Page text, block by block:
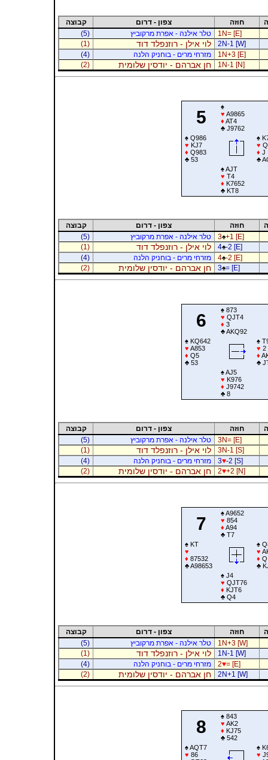
חוזה צפון - דרום
קבוצה
1N= [E]
טלר אילנה - אפרת מרקוביץ
(5)
2N-1 [W]
לוי אילן - רוזנפלד דוד
(1)
1N+3 [E]
מזרחי מרים - בוחניק הלנה
(4)
1N-1 [N]
חן אברהם - יודסין שלומית (2)
5
♠
♥ A9865
♦ AT4
♣J9762
♠Q986
♥ KJ7
♦ Q983
♣53
♠
♥
♦ J
♣
♠AJT
♥ T4
♦ K7652
♣KT8
חוזה צפון - דרום
קבוצה
3♠+1 [E] טלר אילנה - אפרת מרקוביץ
(5)
4♠-2 [E] לוי אילן - רוזנפלד דוד
(1)
4♠-2 [E] מזרחי מרים - בוחניק הלנה
(4)
3♠= [E] חן אברהם - יודסין שלומית (2)
6
♠873
♥ QJT4
♦ 3
♣AKQ92
♠KQ642
♥ A853
♦ Q5
♣53
♠
♥ 2
♦
♣
♠AJ5
♥ K976
♦ J9742
♣8
חוזה צפון - דרום
קבוצה
3N= [E]
טלר אילנה - אפרת מרקוביץ
(5)
3N-1 [S]
לוי אילן - רוזנפלד דוד
(1)
3♥-2 [S] מזרחי מרים - בוחניק הלנה
(4)
2♥+2 [N] חן אברהם - יודסין שלומית (2)
7
♠A9652
♥ 854
♦ A94
♣T7
♠KT
♥
♦ 87532
♣A98653
♠
♥
♦ Q
♣
♠J4
♥ QJT76
♦ KJT6
♣Q4
חוזה צפון - דרום
קבוצה
1N+3 [W]
טלר אילנה - אפרת מרקוביץ
(5)
1N-1 [W]
לוי אילן - רוזנפלד דוד
(1)
2♥= [E] מזרחי מרים - בוחניק הלנה
(4)
2N+1 [W]
חן אברהם - יודסין שלומית (2)
8
♠843
♥ AK2
♦ KJ75
♣542
♠AQT7
♥ 86
♠
♥